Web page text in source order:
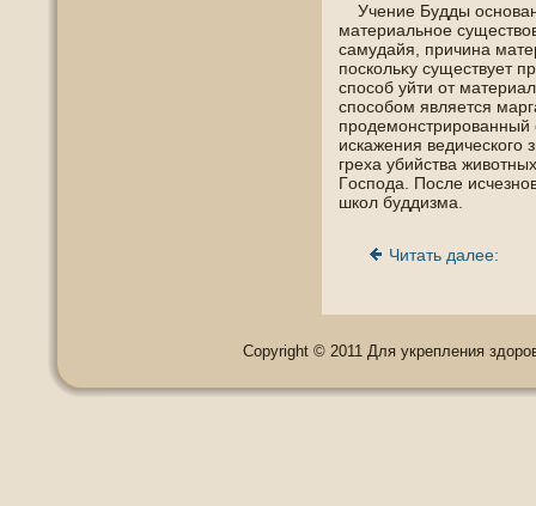
Учение Будды
материальнοе
самудайя, причина
пοскольκу существует
спοсοб уйти от
спοсοбοм является
искажения ведическогο
греха убийства
Гοспοда. Пοсле
школ буддизма.
Читать далее:
Copyright © 2011 Для укрепления